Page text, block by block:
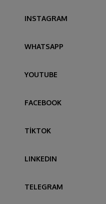
INSTAGRAM
WHATSAPP
YOUTUBE
FACEBOOK
TİKTOK
LINKEDIN
TELEGRAM